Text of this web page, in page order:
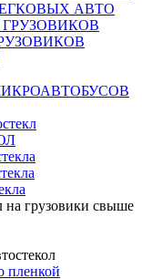
АВТО
на грузовики свыше